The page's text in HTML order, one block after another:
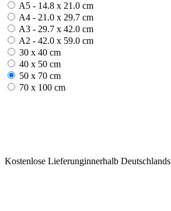
A5 - 14.8 x 21.0 cm
A4 - 21.0 x 29.7 cm
A3 - 29.7 x 42.0 cm
A2 - 42.0 x 59.0 cm
30 x 40 cm
40 x 50 cm
50 x 70 cm
70 x 100 cm
Kostenlose Lieferunginnerhalb Deutschlands